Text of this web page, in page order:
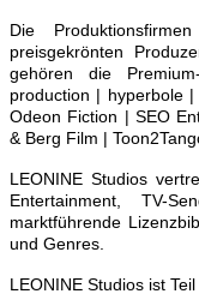
Die
preisgekrönten
gehören die
production | hyperbole
Odeon Fiction | SEO
& Berg Film |
LEONINE Studios
Entertainment, TV-
marktführende
und Genres.
LEONINE Studios ist